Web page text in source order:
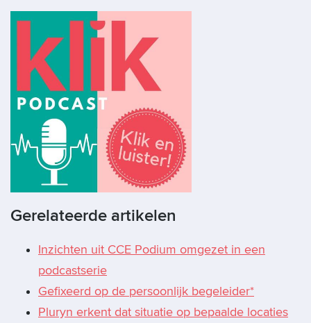
Gerelateerde artikelen
Inzichten uit CCE Podium omgezet in een
podcastserie
Gefixeerd op de persoonlijk begeleider*
Pluryn erkent dat situatie op bepaalde locaties